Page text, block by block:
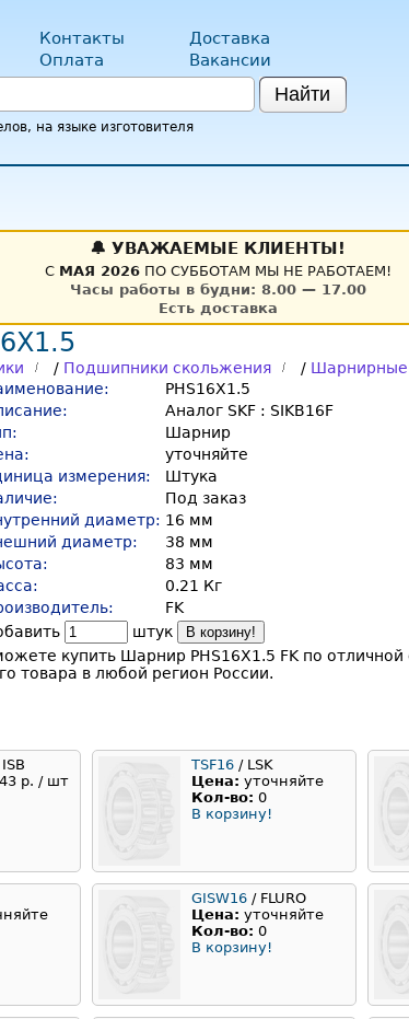
Контакты
Доставка
Оплата Вакансии
Найти
на языке изготовителя
🔔 УВАЖАЕМЫЕ КЛИЕНТЫ!
С МАЯ 2026ПО СУББОТАМ МЫ НЕ РАБОТАЕМ!
Часы работы в будни: 8.00 — 17.00
Есть доставка
/ Подшипники скольжения / Шарнирные
PHS16X1.5
Аналог SKF : SIKB16F
Шарнир
уточняйте
измерения:
Штука
Под заказ
диаметр: 16 мм
диаметр:
38 мм
83 мм
0.21 Кг
FK
штук В корзину!
купить Шарнир PHS16X1.5 FK по
товара в любой регион России.
р. / шт
TSF16 / LSK
Цена: уточняйте
Кол-во: 0
В корзину!
GISW16 / FLURO
Цена: уточняйте
Кол-во: 0
В корзину!